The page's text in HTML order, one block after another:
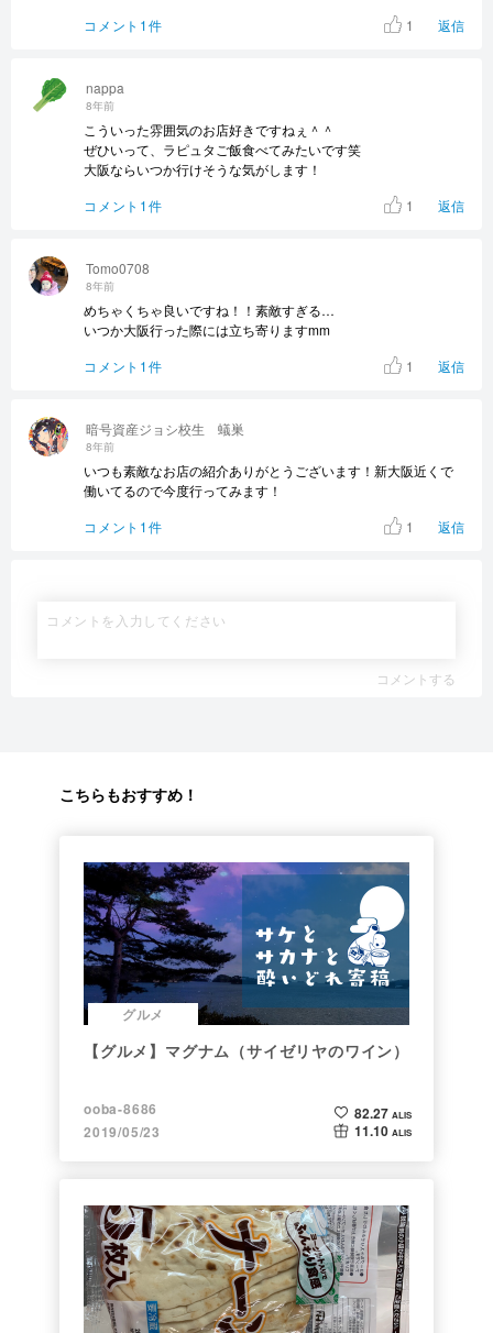
暗号資産ジョシ校生 蟻巣
8年前
いつも素敵なお店の紹介ありがとうございます！新大阪近くで
働いてるので今度行ってみます！
コメント1件
1 返信
Tomo0708
8年前
めちゃくちゃ良いですね！！素敵すぎる…
いつか大阪行った際には立ち寄りますmm
コメント1件
1 返信
nappa
8年前
こういった雰囲気のお店好きですねぇ＾＾
ぜひいって、ラピュタご飯食べてみたいです笑
大阪ならいつか行けそうな気がします！
コメント1件
1 返信
コメント1件
1 返信
コメントする
こちらもおすすめ！
グルメ
【グルメ】マグナム（サイゼリヤのワイン）
ooba-8686
2019/05/23
82.27 ALIS
11.10 ALIS